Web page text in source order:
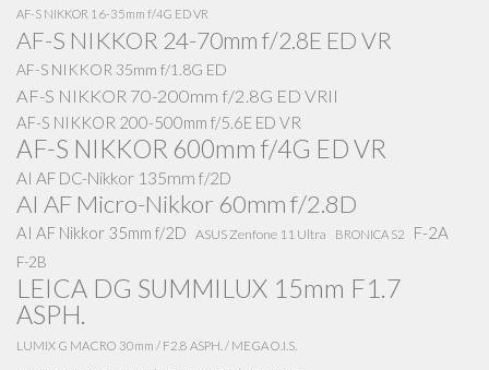
AF-S NIKKOR 16-35mm f/4G ED VR
AF-S NIKKOR 24-70mm f/2.8E ED VR
AF-S NIKKOR 35mm f/1.8G ED
AF-S NIKKOR 70-200mm f/2.8G ED VRII
AF-S NIKKOR 200-500mm f/5.6E ED VR
AF-S NIKKOR 600mm f/4G ED VR
AI AF DC-Nikkor 135mm f/2D
AI AF Micro-Nikkor 60mm f/2.8D
AI AF Nikkor 35mm f/2D ASUS Zenfone 11 Ultra BRONICA S2 F-2A
F-2B
LEICA DG SUMMILUX 15mm F1.7
ASPH.
LUMIX G MACRO 30mm / F2.8 ASPH. / MEGA O.I.S.